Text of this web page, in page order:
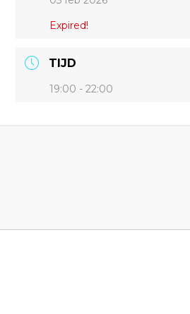
Expired!
TIJD
19:00 - 22:00